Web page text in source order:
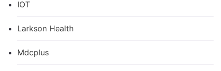
IOT
Larkson Health
Mdcplus